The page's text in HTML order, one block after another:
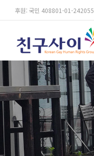
후원: 국민 408801-01-242055